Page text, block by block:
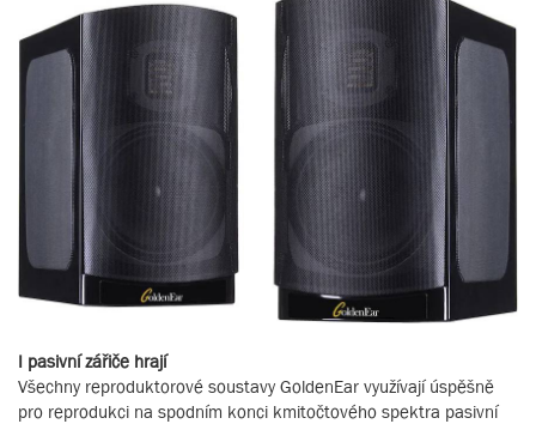
I pasivní zářiče hrají
Všechny reproduktorové soustavy GoldenEar využívají úspěšně
pro reprodukci na spodním konci kmitočtového spektra pasivní